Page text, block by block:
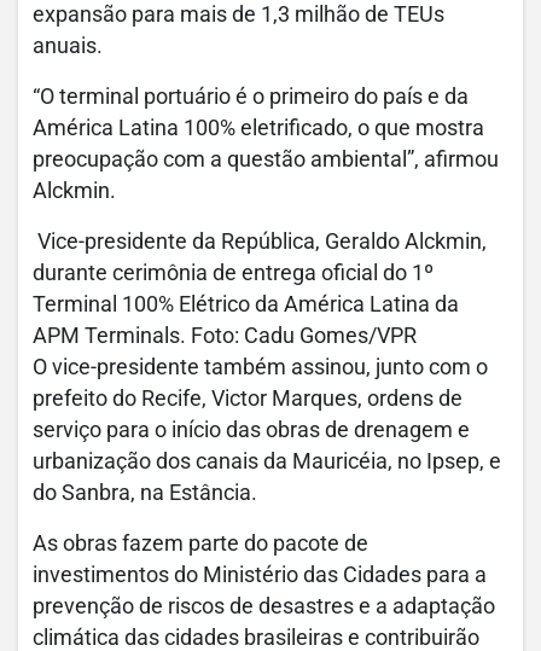
expansão para mais de 1,3 milhão de TEUs
anuais.
“O terminal portuário é o primeiro do país e da
América Latina 100% eletrificado, o que mostra
preocupação com a questão ambiental”, afirmou
Alckmin.
Vice-presidente da República, Geraldo Alckmin,
durante cerimônia de entrega oficial do 1º
Terminal 100% Elétrico da América Latina da
APM Terminals. Foto: Cadu Gomes/VPR
O vice-presidente também assinou, junto com o
prefeito do Recife, Victor Marques, ordens de
serviço para o início das obras de drenagem e
urbanização dos canais da Mauricéia, no Ipsep, e
do Sanbra, na Estância.
As obras fazem parte do pacote de
investimentos do Ministério das Cidades para a
prevenção de riscos de desastres e a adaptação
climática das cidades brasileiras e contribuirão